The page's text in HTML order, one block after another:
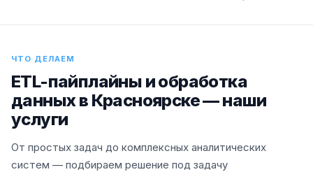
ЧТО ДЕЛАЕМ
ETL-пайплайны и обработка
данных в Красноярске — наши
услуги
От простых задач до комплексных аналитических
систем — подбираем решение под задачу